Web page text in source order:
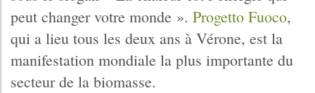
peut changer votre monde ». Progetto Fuoco,
qui a lieu tous les deux ans à Vérone, est la
manifestation mondiale la plus importante du
secteur de la biomasse.